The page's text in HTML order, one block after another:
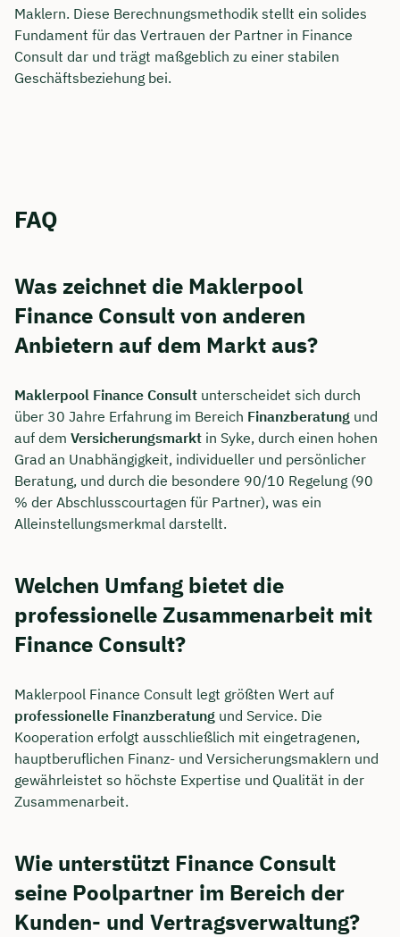
Maklern. Diese Berechnungsmethodik stellt ein solides
Fundament für das Vertrauen der Partner in Finance
Consult dar und trägt maßgeblich zu einer stabilen
Geschäftsbeziehung bei.
FAQ
Was zeichnet die Maklerpool
Finance Consult von anderen
Anbietern auf dem Markt aus?
Maklerpool Finance Consult unterscheidet sich durch
über 30 Jahre Erfahrung im Bereich Finanzberatung und
auf dem Versicherungsmarkt in Syke, durch einen hohen
Grad an Unabhängigkeit, individueller und persönlicher
Beratung, und durch die besondere 90/10 Regelung (90
% der Abschlusscourtagen für Partner), was ein
Alleinstellungsmerkmal darstellt.
Welchen Umfang bietet die
professionelle Zusammenarbeit mit
Finance Consult?
Maklerpool Finance Consult legt größten Wert auf
professionelle Finanzberatung und Service. Die
Kooperation erfolgt ausschließlich mit eingetragenen,
hauptberuflichen Finanz- und Versicherungsmaklern und
gewährleistet so höchste Expertise und Qualität in der
Zusammenarbeit.
Wie unterstützt Finance Consult
seine Poolpartner im Bereich der
Kunden- und Vertragsverwaltung?